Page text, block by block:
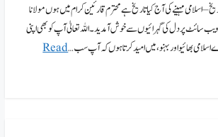
– اسلامی مہینے کی آج کیا تاریخ ہے محترم قارئین کرام میں ہوں مولانا
سائٹ پر دل کی گہرائیوں سے خوش آمدید۔ اللہ تعالیٰ آپ کو بھی اپنی
بھائیو اور بہنو، میں امید کرتا ہوں کہ آپ سب …Read